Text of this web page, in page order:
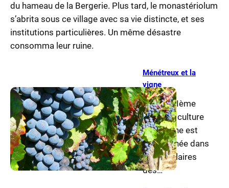
du hameau de la Bergerie. Plus tard, le monastériolum
s’abrita sous ce village avec sa vie distincte, et ses
institutions particulières. Un même désastre
consomma leur ruine.
Ménétreux et la
vigne
Dès le XIIème
siècle, la culture
de la vigne est
mentionnée dans
les cartulaires
des…